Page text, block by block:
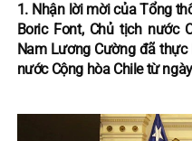
1. Nhận lời mời của Tổng
Boric Font, Chủ tịch nước
Nam Lương Cường đã
nước Cộng hòa Chile từ